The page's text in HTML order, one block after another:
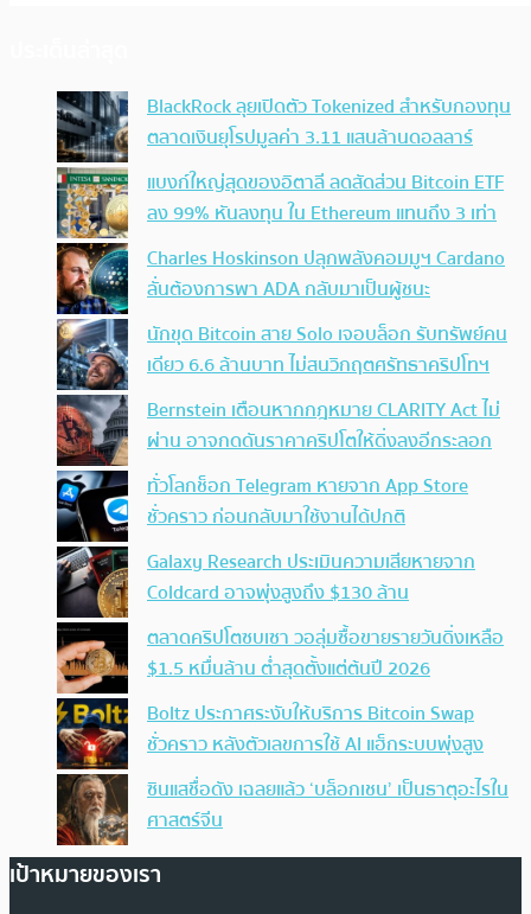
BlackRock ลุยเปิดตัว Tokenized สำหรับกองทุน
ตลาดเงินยุโรปมูลค่า 3.11 แสนล้านดอลลาร์
แบงก์ใหญ่สุดของอิตาลี ลดสัดส่วน Bitcoin ETF
ลง 99% หันลงทุน ใน Ethereum แทนถึง 3 เท่า
Charles Hoskinson ปลุกพลังคอมมูฯ Cardano
ลั่นต้องการพา ADA กลับมาเป็นผู้ชนะ
นักขุด Bitcoin สาย Solo เจอบล็อก รับทรัพย์คน
เดียว 6.6 ล้านบาท ไม่สนวิกฤตศรัทธาคริปโทฯ
Bernstein เตือนหากกฎหมาย CLARITY Act ไม่
ผ่าน อาจกดดันราคาคริปโตให้ดิ่งลงอีกระลอก
ทั่วโลกช็อก Telegram หายจาก App Store
ชั่วคราว ก่อนกลับมาใช้งานได้ปกติ
Galaxy Research ประเมินความเสียหายจาก
Coldcard อาจพุ่งสูงถึง $130 ล้าน
ตลาดคริปโตซบเซา วอลุ่มซื้อขายรายวันดิ่งเหลือ
$1.5 หมื่นล้าน ต่ำสุดตั้งแต่ต้นปี 2026
Boltz ประกาศระงับให้บริการ Bitcoin Swap
ชั่วคราว หลังตัวเลขการใช้ AI แฮ็กระบบพุ่งสูง
ซินแสชื่อดัง เฉลยแล้ว ‘บล็อกเชน’ เป็นธาตุอะไรใน
ศาสตร์จีน
เป้าหมายของเรา